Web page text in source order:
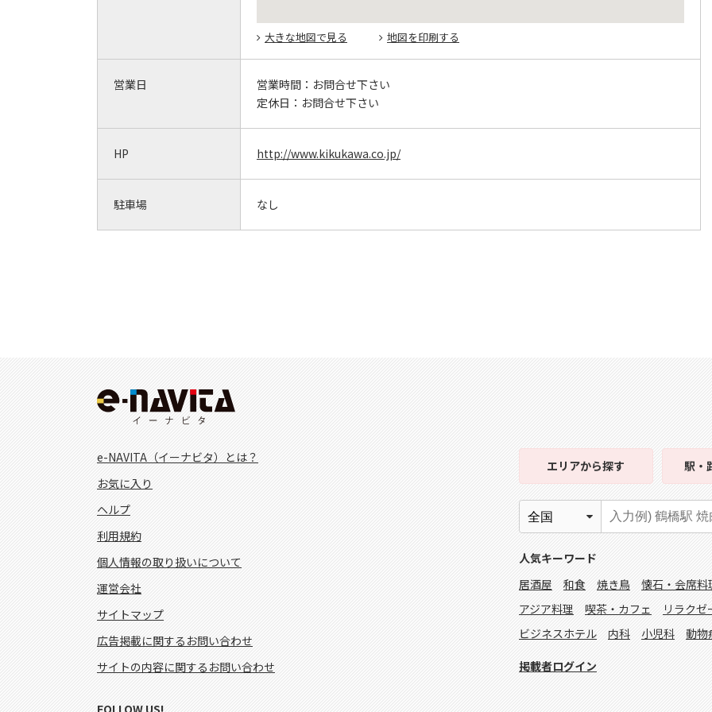
大きな地図で見る 地図を印刷する
営業日 営業時間： お問合せ下さい
定休日： お問合せ下さい
HP http://www.kikukawa.co.jp/
駐車場 なし
e-NAVITA（イーナビタ）とは？
お気に入り
ヘルプ
利用規約
個人情報の取り扱いについて
運営会社
サイトマップ
広告掲載に関するお問い合わせ
サイトの内容に関するお問い合わせ
エリアから探す 駅・
人気キーワード
居酒屋
和食 焼き鳥 懐石・会席料
アジア料理
喫茶・カフェ リラクゼ
ビジネスホテル
内科 小児科 動物
掲載者ログイン
FOLLOW US!